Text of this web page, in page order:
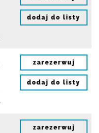
dodaj do listy
zarezerwuj
dodaj do listy
zarezerwuj